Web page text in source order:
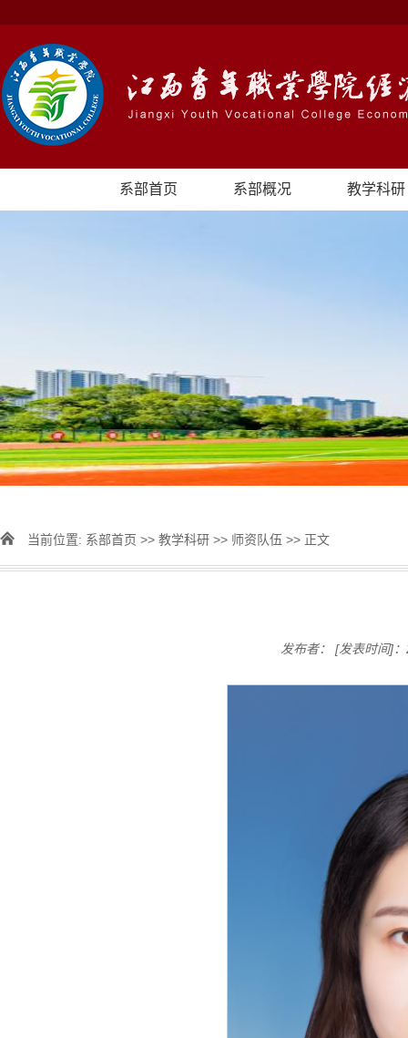
系部首页 系部概况 教学科研
当前位置: 系部首页 >> 教学科研 >> 师资队伍 >> 正文
发布者： [发表时间]